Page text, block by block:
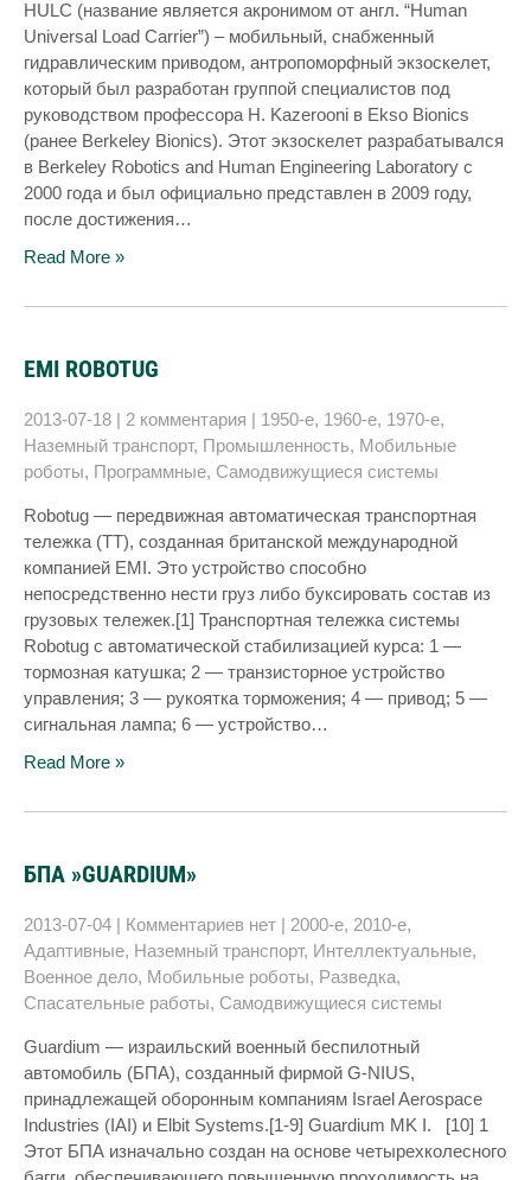
HULC (название является акронимом от англ. “Human
Universal Load Carrier”) – мобильный, снабженный
гидравлическим приводом, антропоморфный экзоскелет,
который был разработан группой специалистов под
руководством профессора H. Kazerooni в Ekso Bionics
(ранее Berkeley Bionics). Этот экзоскелет разрабатывался
в Berkeley Robotics and Human Engineering Laboratory с
2000 года и был официально представлен в 2009 году,
после достижения…
Read More »
EMI ROBOTUG
2013-07-18 | 2 комментария | 1950-е, 1960-е, 1970-е,
Наземный транспорт, Промышленность, Мобильные
роботы, Программные, Самодвижущиеся системы
Robotug — передвижная автоматическая транспортная
тележка (ТТ), созданная британской международной
компанией EMI. Это устройство способно
непосредственно нести груз либо буксировать состав из
грузовых тележек.[1] Транспортная тележка системы
Robotug с автоматической стабилизацией курса: 1 —
тормозная катушка; 2 — транзисторное устройство
управления; 3 — рукоятка торможения; 4 — привод; 5 —
сигнальная лампа; 6 — устройство…
Read More »
БПА »GUARDIUM»
2013-07-04 | Комментариев нет | 2000-е, 2010-е,
Адаптивные, Наземный транспорт, Интеллектуальные,
Военное дело, Мобильные роботы, Разведка,
Спасательные работы, Самодвижущиеся системы
Guardium — израильский военный беспилотный
автомобиль (БПА), созданный фирмой G-NIUS,
принадлежащей оборонным компаниям Israel Aerospace
Industries (IAI) и Elbit Systems.[1-9] Guardium MK I. [10] 1
Этот БПА изначально создан на основе четырехколесного